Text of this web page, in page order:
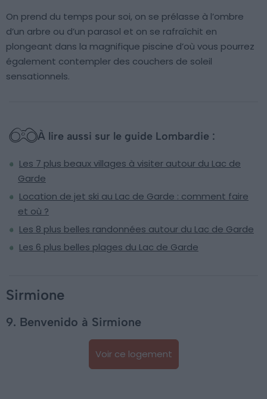
On prend du temps pour soi, on se prélasse à l’ombre
d’un arbre ou d’un parasol et on se rafraîchit en
plongeant dans la magnifique piscine d’où vous pourrez
également contempler des couchers de soleil
sensationnels.
À lire aussi sur le guide Lombardie :
Les 7 plus beaux villages à visiter autour du Lac de
Garde
Location de jet ski au Lac de Garde : comment faire
et où ?
Les 8 plus belles randonnées autour du Lac de Garde
Les 6 plus belles plages du Lac de Garde
Sirmione
9. Benvenido à Sirmione
Voir ce logement